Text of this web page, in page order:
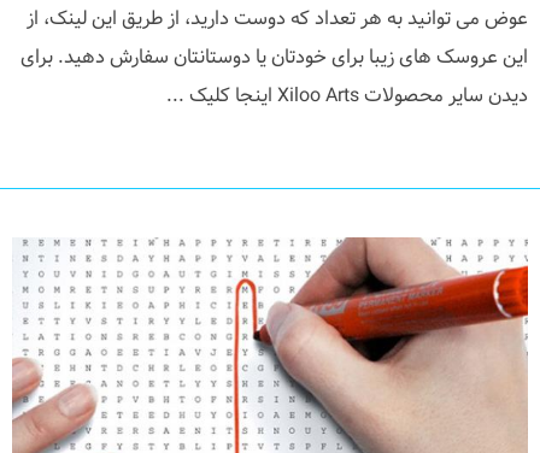
عوض می توانید به هر تعداد که دوست دارید، از طریق این لینک، از
این عروسک های زیبا برای خودتان یا دوستانتان سفارش دهید. برای
دیدن سایر محصولات Xiloo Arts اینجا کلیک ...